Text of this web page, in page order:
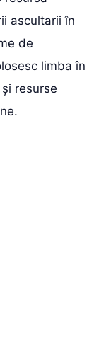
ascultarii în
de
limba în
resurse